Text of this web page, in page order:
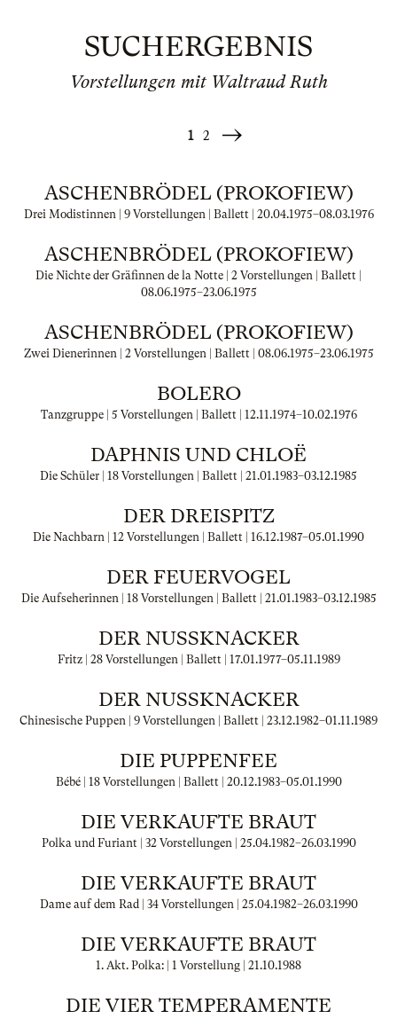
SUCHERGEBNIS
Vorstellungen mit Waltraud Ruth
1 2
Weiter
ASCHENBRÖDEL (PROKOFIEW)
Drei Modistinnen | 9 Vorstellungen | Ballett | 20.04.1975–08.03.1976
ASCHENBRÖDEL (PROKOFIEW)
Die Nichte der Gräfinnen de la Notte | 2 Vorstellungen | Ballett |
08.06.1975–23.06.1975
ASCHENBRÖDEL (PROKOFIEW)
Zwei Dienerinnen | 2 Vorstellungen | Ballett | 08.06.1975–23.06.1975
BOLERO
Tanzgruppe | 5 Vorstellungen | Ballett | 12.11.1974–10.02.1976
DAPHNIS UND CHLOË
Die Schüler | 18 Vorstellungen | Ballett | 21.01.1983–03.12.1985
DER DREISPITZ
Die Nachbarn | 12 Vorstellungen | Ballett | 16.12.1987–05.01.1990
DER FEUERVOGEL
Die Aufseherinnen | 18 Vorstellungen | Ballett | 21.01.1983–03.12.1985
DER NUSSKNACKER
Fritz | 28 Vorstellungen | Ballett | 17.01.1977–05.11.1989
DER NUSSKNACKER
Chinesische Puppen | 9 Vorstellungen | Ballett | 23.12.1982–01.11.1989
DIE PUPPENFEE
Bébé | 18 Vorstellungen | Ballett | 20.12.1983–05.01.1990
DIE VERKAUFTE BRAUT
Polka und Furiant | 32 Vorstellungen | 25.04.1982–26.03.1990
DIE VERKAUFTE BRAUT
Dame auf dem Rad | 34 Vorstellungen | 25.04.1982–26.03.1990
DIE VERKAUFTE BRAUT
1. Akt. Polka: | 1 Vorstellung | 21.10.1988
DIE VIER TEMPERAMENTE